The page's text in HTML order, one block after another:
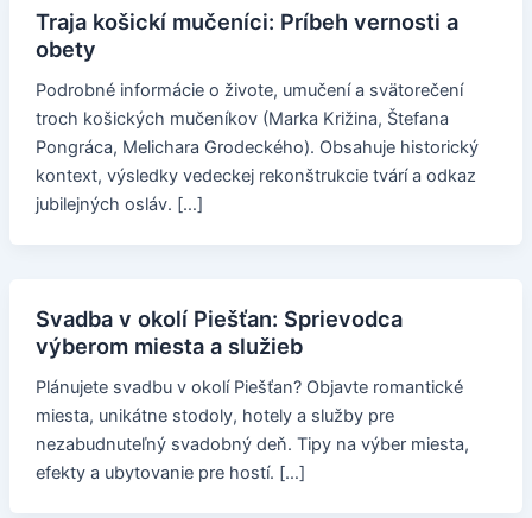
Traja košickí mučeníci: Príbeh vernosti a
obety
Podrobné informácie o živote, umučení a svätorečení
troch košických mučeníkov (Marka Križina, Štefana
Pongráca, Melichara Grodeckého). Obsahuje historický
kontext, výsledky vedeckej rekonštrukcie tvárí a odkaz
jubilejných osláv. […]
Svadba v okolí Piešťan: Sprievodca
výberom miesta a služieb
Plánujete svadbu v okolí Piešťan? Objavte romantické
miesta, unikátne stodoly, hotely a služby pre
nezabudnuteľný svadobný deň. Tipy na výber miesta,
efekty a ubytovanie pre hostí. […]